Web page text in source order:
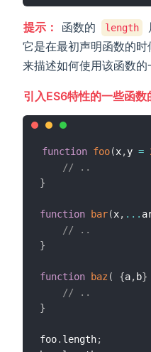
提示： 函数的 length
它是在最初声明函数的
来描述如何使用该函数的
引入ES6特性的一些函数
function foo(x,y =
// ..
}
function bar(x, ...
// ..
}
function baz ( {a, b}
// ..
}
foo. length;